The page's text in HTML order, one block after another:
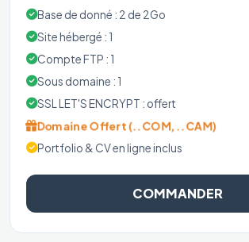
Base de donné : 2 de 2Go
Site hébergé : 1
Compte FTP : 1
Sous domaine : 1
SSL LET'S ENCRYPT : offert
Domaine Offert (..COM, ..CAM)
Portfolio & CV en ligne inclus
COMMANDER